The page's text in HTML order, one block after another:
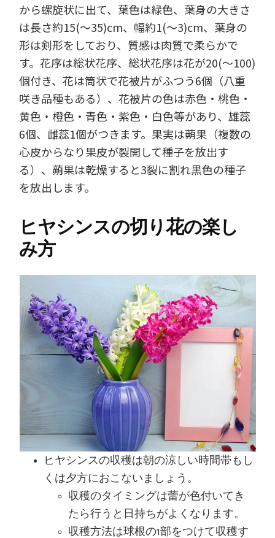
から螺旋状に出て、葉色は緑色、葉身の大きさ
は長さ約15(～35)cm、幅約1(～3)cm、葉身の
形は剣形をしており、質感は肉質で柔らかで
す。花序は総状花序、総状花序は花が20(～100)
個付き、花は筒状で花被片がふつう6個（八重
咲き品種もある）、花被片の色は赤色・桃色・
黄色・橙色・青色・紫色・白色等があり、雄蕊
6個、雌蕊1個がつきます。果実は蒴果（複数の
心皮からなり果皮が裂開して種子を放出す
る）、蒴果は乾燥すると3裂に割れ黒色の種子
を放出します。
ヒヤシンスの切り花の楽し
み方
ヒヤシンスの収穫は朝の涼しい時間帯もし
くは夕方におこないましょう。
収穫のタイミングは蕾が色付いてき
たら行うと日持ちがよくなります。
収穫方法は球根の1部をつけて収穫す